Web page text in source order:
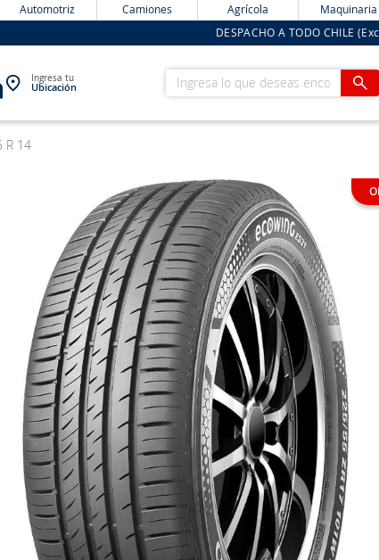
Automotriz Camiones Agrícola Maquinaria
DESPACHO A TODO CHILE
Ingresa tu
Ubicación
Ingresa lo que deseas encontrar
R 14